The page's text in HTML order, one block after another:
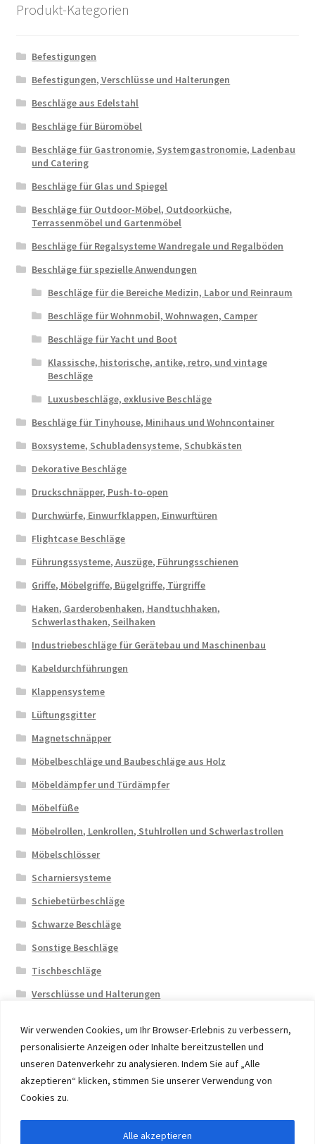
Wir verwenden Cookies, um Ihr Browser-Erlebnis zu verbessern,
personalisierte Anzeigen oder Inhalte bereitzustellen und
unseren Datenverkehr zu analysieren. Indem Sie auf „Alle
akzeptieren“ klicken, stimmen Sie unserer Verwendung von
Cookies zu.
Alle akzeptieren
Produkt-Kategorien
Befestigungen
Befestigungen, Verschlüsse und Halterungen
Beschläge aus Edelstahl
Beschläge für Büromöbel
Beschläge für Gastronomie, Systemgastronomie, Ladenbau
und Catering
Beschläge für Glas und Spiegel
Beschläge für Outdoor-Möbel, Outdoorküche,
Terrassenmöbel und Gartenmöbel
Beschläge für Regalsysteme Wandregale und Regalböden
Beschläge für spezielle Anwendungen
Beschläge für die Bereiche Medizin, Labor und Reinraum
Beschläge für Wohnmobil, Wohnwagen, Camper
Beschläge für Yacht und Boot
Klassische, historische, antike, retro, und vintage
Beschläge
Luxusbeschläge, exklusive Beschläge
Beschläge für Tinyhouse, Minihaus und Wohncontainer
Boxsysteme, Schubladensysteme, Schubkästen
Dekorative Beschläge
Druckschnäpper, Push-to-open
Durchwürfe, Einwurfklappen, Einwurftüren
Flightcase Beschläge
Führungssysteme, Auszüge, Führungsschienen
Griffe, Möbelgriffe, Bügelgriffe, Türgriffe
Haken, Garderobenhaken, Handtuchhaken,
Schwerlasthaken, Seilhaken
Industriebeschläge für Gerätebau und Maschinenbau
Kabeldurchführungen
Klappensysteme
Lüftungsgitter
Magnetschnäpper
Möbelbeschläge und Baubeschläge aus Holz
Möbeldämpfer und Türdämpfer
Möbelfüße
Möbelrollen, Lenkrollen, Stuhlrollen und Schwerlastrollen
Möbelschlösser
Scharniersysteme
Schiebetürbeschläge
Schwarze Beschläge
Sonstige Beschläge
Tischbeschläge
Verschlüsse und Halterungen
© 2026 Eruon Trade UG, Germany, member of the ERUON